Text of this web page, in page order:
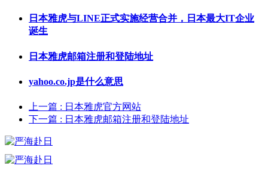
日本雅虎与LINE正式实施经营合并，日本最大IT企业
诞生
日本雅虎邮箱注册和登陆地址
yahoo.co.jp是什么意思
上一篇 : 日本雅虎官方网站
下一篇 : 日本雅虎邮箱注册和登陆地址